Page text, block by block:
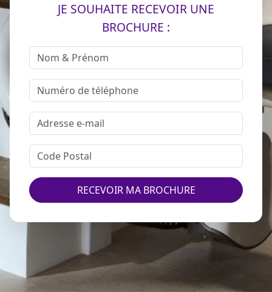
JE SOUHAITE RECEVOIR UNE
BROCHURE :
RECEVOIR MA BROCHURE